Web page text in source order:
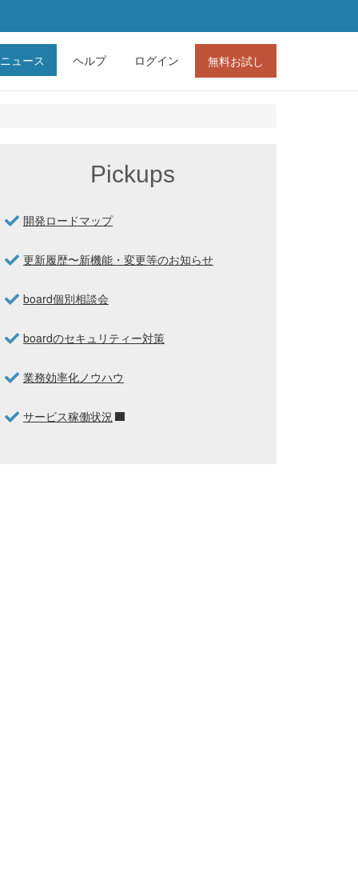
ニュース ヘルプ ログイン 無料お試し
Pickups
開発ロードマップ
更新履歴〜新機能・変更等のお知らせ
board個別相談会
boardのセキュリティー対策
業務効率化ノウハウ
サービス稼働状況